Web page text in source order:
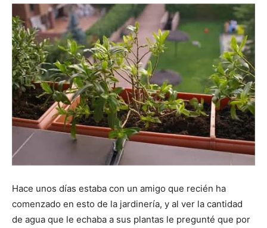
Hace unos días estaba con un amigo que recién ha
comenzado en esto de la jardinería, y al ver la cantidad
de agua que le echaba a sus plantas le pregunté que por